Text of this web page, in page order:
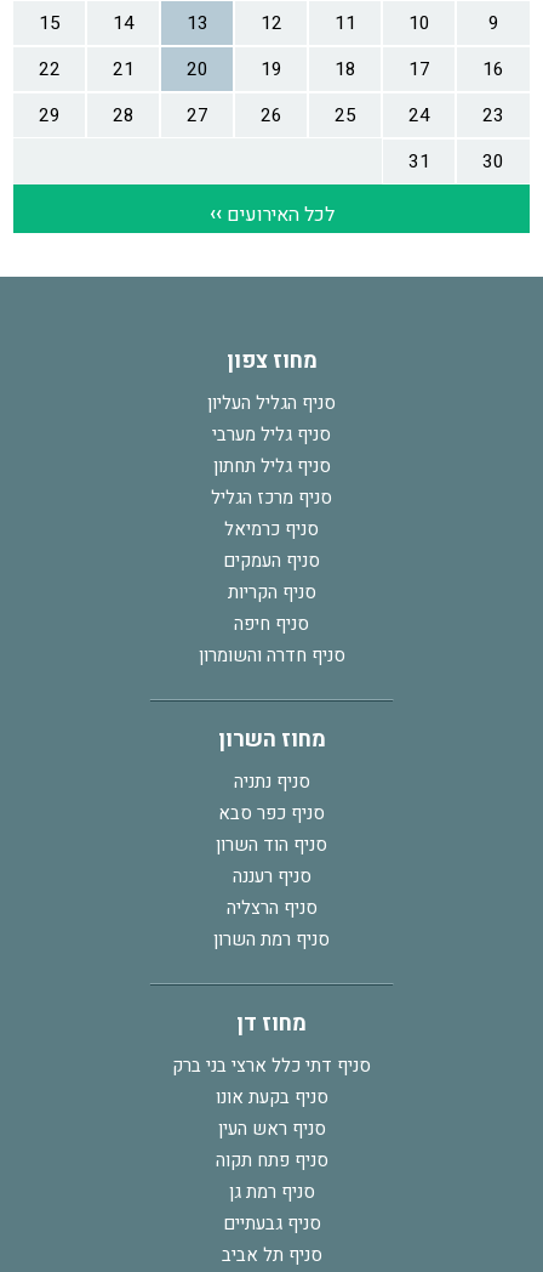
מחוז צפון
סניף הגליל העליון
סניף גליל מערבי
סניף גליל תחתון
סניף מרכז הגליל
סניף כרמיאל
סניף העמקים
סניף הקריות
סניף חיפה
סניף חדרה והשומרון
מחוז השרון
סניף נתניה
סניף כפר סבא
סניף הוד השרון
סניף רעננה
סניף הרצליה
סניף רמת השרון
מחוז דן
סניף דתי כלל ארצי בני ברק
סניף בקעת אונו
סניף ראש העין
סניף פתח תקוה
סניף רמת גן
סניף גבעתיים
סניף תל אביב